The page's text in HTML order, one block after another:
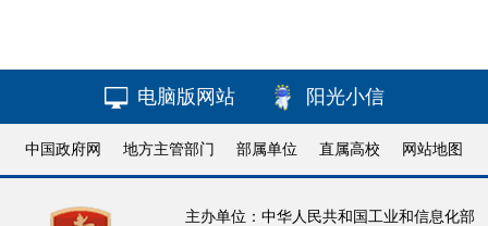
电脑版网站 阳光小信
中国政府网 地方主管部门 部属单位 直属高校 网站地图
主办单位：中华人民共和国工业和信息化部